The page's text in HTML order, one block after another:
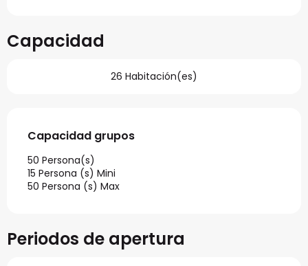
Capacidad
26 Habitación(es)
Capacidad grupos
Capacidad grupos
50 Persona(s)
15 Persona (s) Mini
50 Persona (s) Max
Periodos de apertura